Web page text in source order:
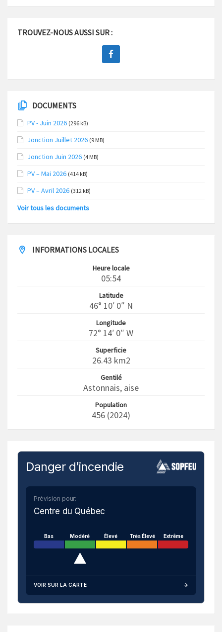
TROUVEZ-NOUS AUSSI SUR :
DOCUMENTS
PV - Juin 2026 (296 kB)
Jonction Juillet 2026 (9 MB)
Jonction Juin 2026 (4 MB)
PV – Mai 2026 (414 kB)
PV – Avril 2026 (312 kB)
Voir tous les documents
INFORMATIONS LOCALES
Heure locale
05:54
Latitude
46° 10′ 0″ N
Longitude
72° 14′ 0″ W
Superficie
26.43 km2
Gentilé
Astonnais, aise
Population
456 (2024)
Danger d’incendie
Prévision pour:
Centre du Québec
Bas Modéré Élevé Très Élevé Extrême
VOIR SUR LA CARTE